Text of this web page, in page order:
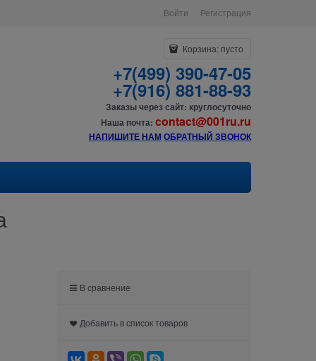
Войти Регистрация
Корзина: пусто
+7(499) 390-47-05
+7(916) 881-88-93
Заказы через сайт: круглосуточно
Наша почта: contact@001ru.ru
НАПИШИТЕ НАМОБРАТНЫЙ ЗВОНОК
В сравнение
Добавить в список товаров